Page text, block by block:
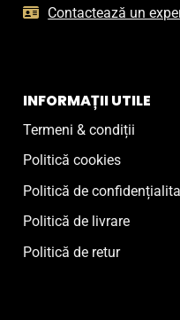
Contactează un
INFORMAȚII UTILE
Termeni & condiții
Politică cookies
Politică de
Politică de livrare
Politică de retur